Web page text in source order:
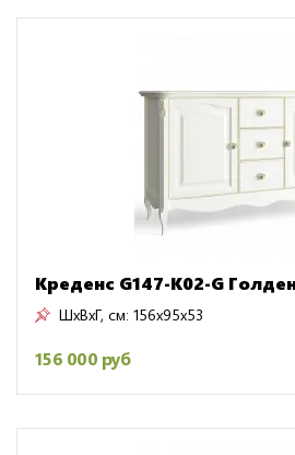
Креденс G147-K02-G
ШxВxГ, см: 156x95x53
156 000 руб